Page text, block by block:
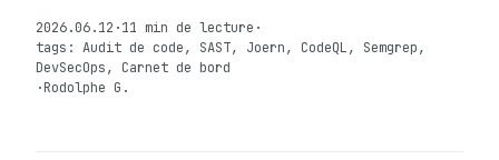
2026.06.12 ·11 min de lecture ·
tags: Audit de code, SAST, Joern, CodeQL, Semgrep,
DevSecOps, Carnet de bord
·Rodolphe G.